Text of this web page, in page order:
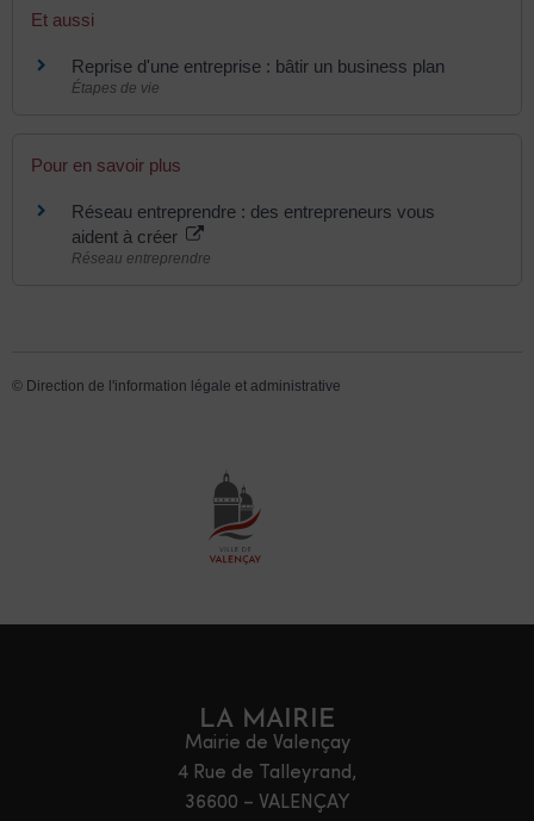
Et aussi
Reprise d'une entreprise : bâtir un business plan
Étapes de vie
Pour en savoir plus
Réseau entreprendre : des entrepreneurs vous
aident à créer
Réseau entreprendre
© Direction de l'information légale et administrative
LA MAIRIE
Mairie de Valençay
4 Rue de Talleyrand,
36600 – VALENÇAY